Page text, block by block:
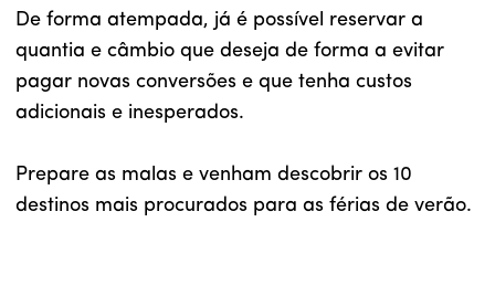
De forma atempada, já é possível reservar a
quantia e câmbio que deseja de forma a evitar
pagar novas conversões e que tenha custos
adicionais e inesperados.
Prepare as malas e venham descobrir os 10
destinos mais procurados para as férias de verão.